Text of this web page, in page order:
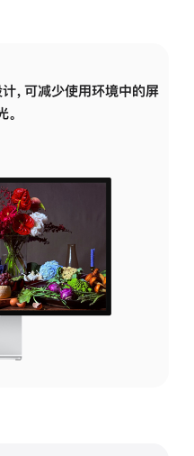
，可减少使用环境中的屏
。